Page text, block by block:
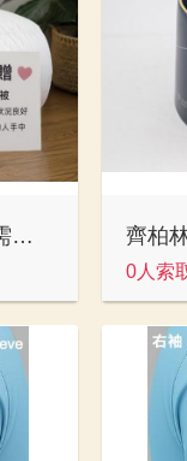
【二手羽絨被｜尋找有需要的單位】 齊柏
0人索